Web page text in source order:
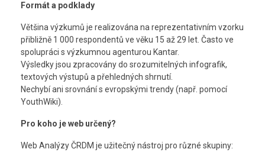
Formát a podklady
Většina výzkumů je realizována na reprezentativním vzorku
přibližně 1 000 respondentů ve věku 15 až 29 let. Často ve
spolupráci s výzkumnou agenturou Kantar.
Výsledky jsou zpracovány do srozumitelných infografik,
textových výstupů a přehledných shrnutí.
Nechybí ani srovnání s evropskými trendy (např. pomocí
YouthWiki).
Pro koho je web určený?
Web Analýzy ČRDM je užitečný nástroj pro různé skupiny: